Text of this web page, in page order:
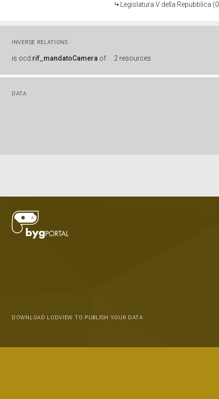
Legislatura V della Repubblica
INVERSE RELATIONS
is ocd:rif_mandatoCamera of 2 resources
DATA
DOWNLOAD LODVIEW TO PUBLISH YOUR DATA